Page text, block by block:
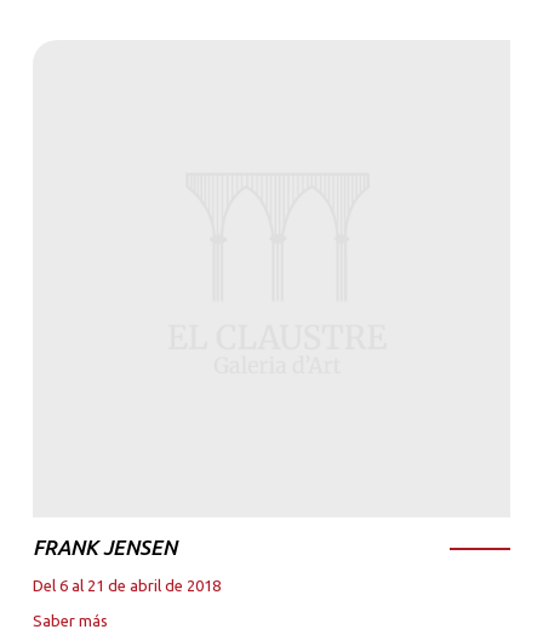
FRANK JENSEN
Del 6 al 21 de abril de 2018
Saber más